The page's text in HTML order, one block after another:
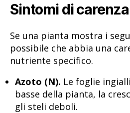
Sintomi di
Se una pianta mostra i
possibile che abbia una
nutriente specifico.
Azoto (N). Le foglie
basse della pianta, la
gli steli deboli.